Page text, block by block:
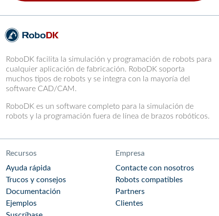
RoboDK facilita la simulación y programación de robots para
cualquier aplicación de fabricación. RoboDK soporta
muchos tipos de robots y se integra con la mayoría del
software CAD/CAM.
RoboDK es un software completo para la simulación de
robots y la programación fuera de línea de brazos robóticos.
Recursos
Ayuda rápida
Trucos y consejos
Documentación
Ejemplos
Empresa
Contacte con nosotros
Robots compatibles
Partners
Clientes